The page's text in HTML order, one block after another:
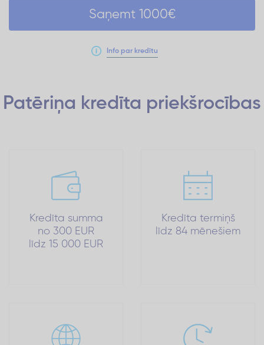
Saņemt 1000€
Info par kredītu
Patēriņa kredīta priekšrocības
Kredīta summa
no 300 EUR
līdz 15 000 EUR
Kredīta termiņš
līdz 84 mēnešiem